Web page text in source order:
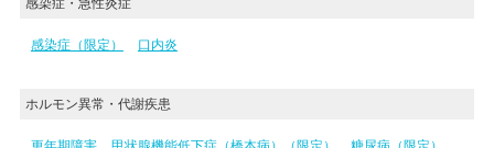
感染症・急性炎症
感染症（限定） 口内炎
ホルモン異常・代謝疾患